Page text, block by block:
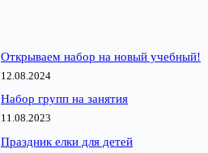
Открываем набор на новый учебный!
12.08.2024
Набор групп на занятия
11.08.2023
Праздник елки для детей